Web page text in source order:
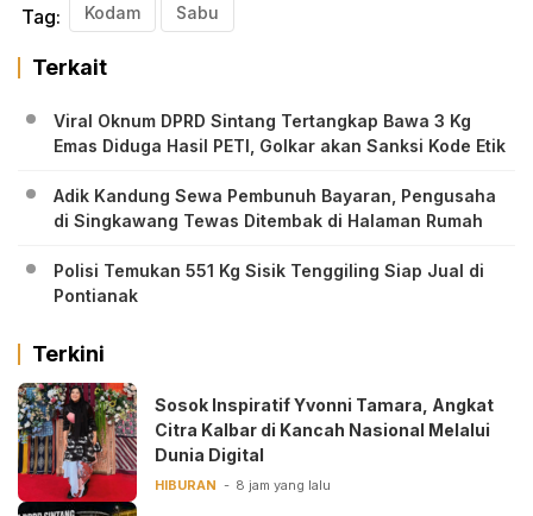
Tag: Kodam Sabu
Terkait
Viral Oknum DPRD Sintang Tertangkap Bawa 3 Kg
Emas Diduga Hasil PETI, Golkar akan Sanksi Kode Etik
Adik Kandung Sewa Pembunuh Bayaran, Pengusaha
di Singkawang Tewas Ditembak di Halaman Rumah
Polisi Temukan 551 Kg Sisik Tenggiling Siap Jual di
Pontianak
Terkini
‎Sosok Inspiratif Yvonni Tamara, Angkat
Citra Kalbar di Kancah Nasional Melalui
Dunia Digital ‎
HIBURAN 8 jam yang lalu